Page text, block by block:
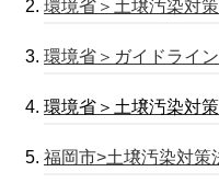
環境省＞土壌汚染対
環境省＞ガイドライ
環境省＞土壌汚染対策
福岡市>土壌汚染対策